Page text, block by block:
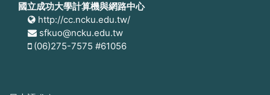
國立成功大學計算機與網路中心
http://cc.ncku.edu.tw/
sfkuo@ncku.edu.tw
(06)275-7575 #61056